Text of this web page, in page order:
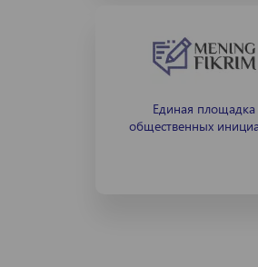
Единая площадка
общественных